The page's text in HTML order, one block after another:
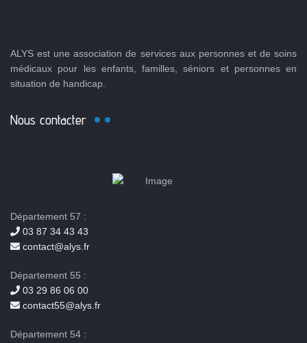
ALYS est une association de services aux personnes et de soins
médicaux pour les enfants, familles, séniors et personnes en
situation de handicap.
Nous contacter
Département 57 :
03 87 34 43 43
contact@alys.fr
Département 55 :
03 29 86 06 00
contact55@alys.fr
Département 54 :